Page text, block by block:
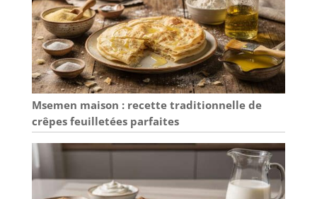
concentrez-vous
sur la cuisine, et
pas sur le
nettoyage. L'opale
facilite le
nettoyage à la
main, et passe
également au lave-
vaisselle. La
Cuisine Diwali vous
propose 4 plats de
service différents,
Msemen maison : recette traditionnelle de
crêpes feuilletées parfaites